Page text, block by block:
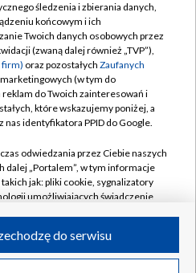
TVP
TVP
prywatności
zgody
Pomoc
Kanały
S.A. w likwidacji
śledzenia i zbierania danych,
końcowym i ich
Twoich danych osobowych przez
(zwaną dalej również „TVP”),
firm) oraz pozostałych Zaufanych
(w tym do
do Twoich zainteresowań i
które wskazujemy poniżej, a
nas identyfikatora PPID do Google.
odwiedzania przez Ciebie naszych
dalej „Portalem”, w tym informacje
jak: pliki cookie, sygnalizatory
umożliwiających świadczenie
do serwisu